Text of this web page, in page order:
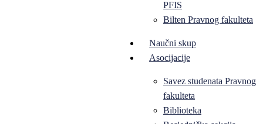
PFIS
Bilten Pravnog fakulteta
Naučni skup
Asocijacije
Savez studenata Pravnog
fakulteta
Biblioteka